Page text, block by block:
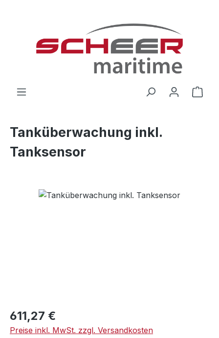
Tanküberwachung inkl.
Tanksensor
Bildergalerie überspringen
Regulärer Preis:
611,27 €
Preise inkl. MwSt. zzgl. Versandkosten